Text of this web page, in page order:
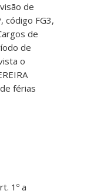
de
código FG3,
de
de
o
férias
1º a